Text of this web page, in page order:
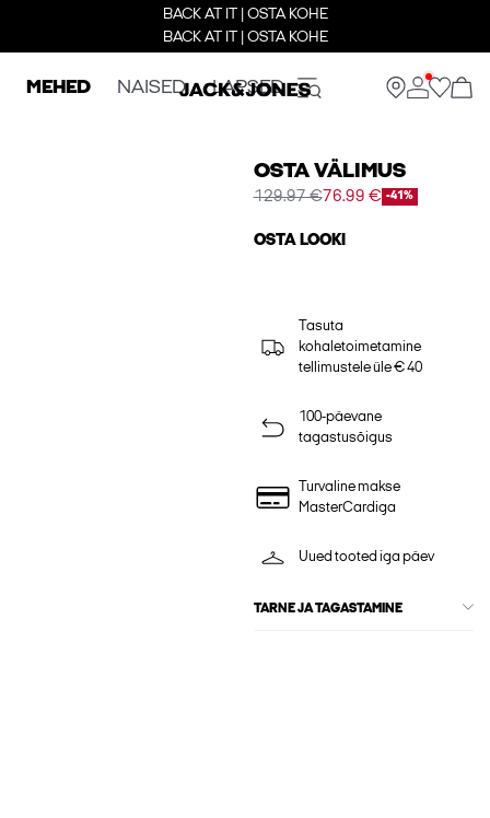
BACK AT IT | OSTA KOHE
BACK AT IT | OSTA KOHE
MEHED NAISED LAPSED
OSTA VÄLIMUS
129.97 €76.99 € -41%
OSTA LOOKI
Tasuta
kohaletoimetamine
tellimustele üle € 40
100-päevane
tagastusõigus
Turvaline makse
MasterCardiga
Uued tooted iga päev
TARNE JA TAGASTAMINE